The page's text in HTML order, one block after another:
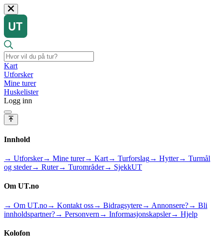
Kart
Utforsker
Mine turer
Huskelister
Logg inn
Innhold
→ Utforsker→ Mine turer→ Kart→ Turforslag→ Hytter→ Turmål
og steder→ Ruter→ Turområder→ SjekkUT
Om UT.no
→ Om UT.no→ Kontakt oss→ Bidragsytere→ Annonsere?→ Bli
innholdspartner?→ Personvern → Informasjonskapsler→ Hjelp
Kolofon